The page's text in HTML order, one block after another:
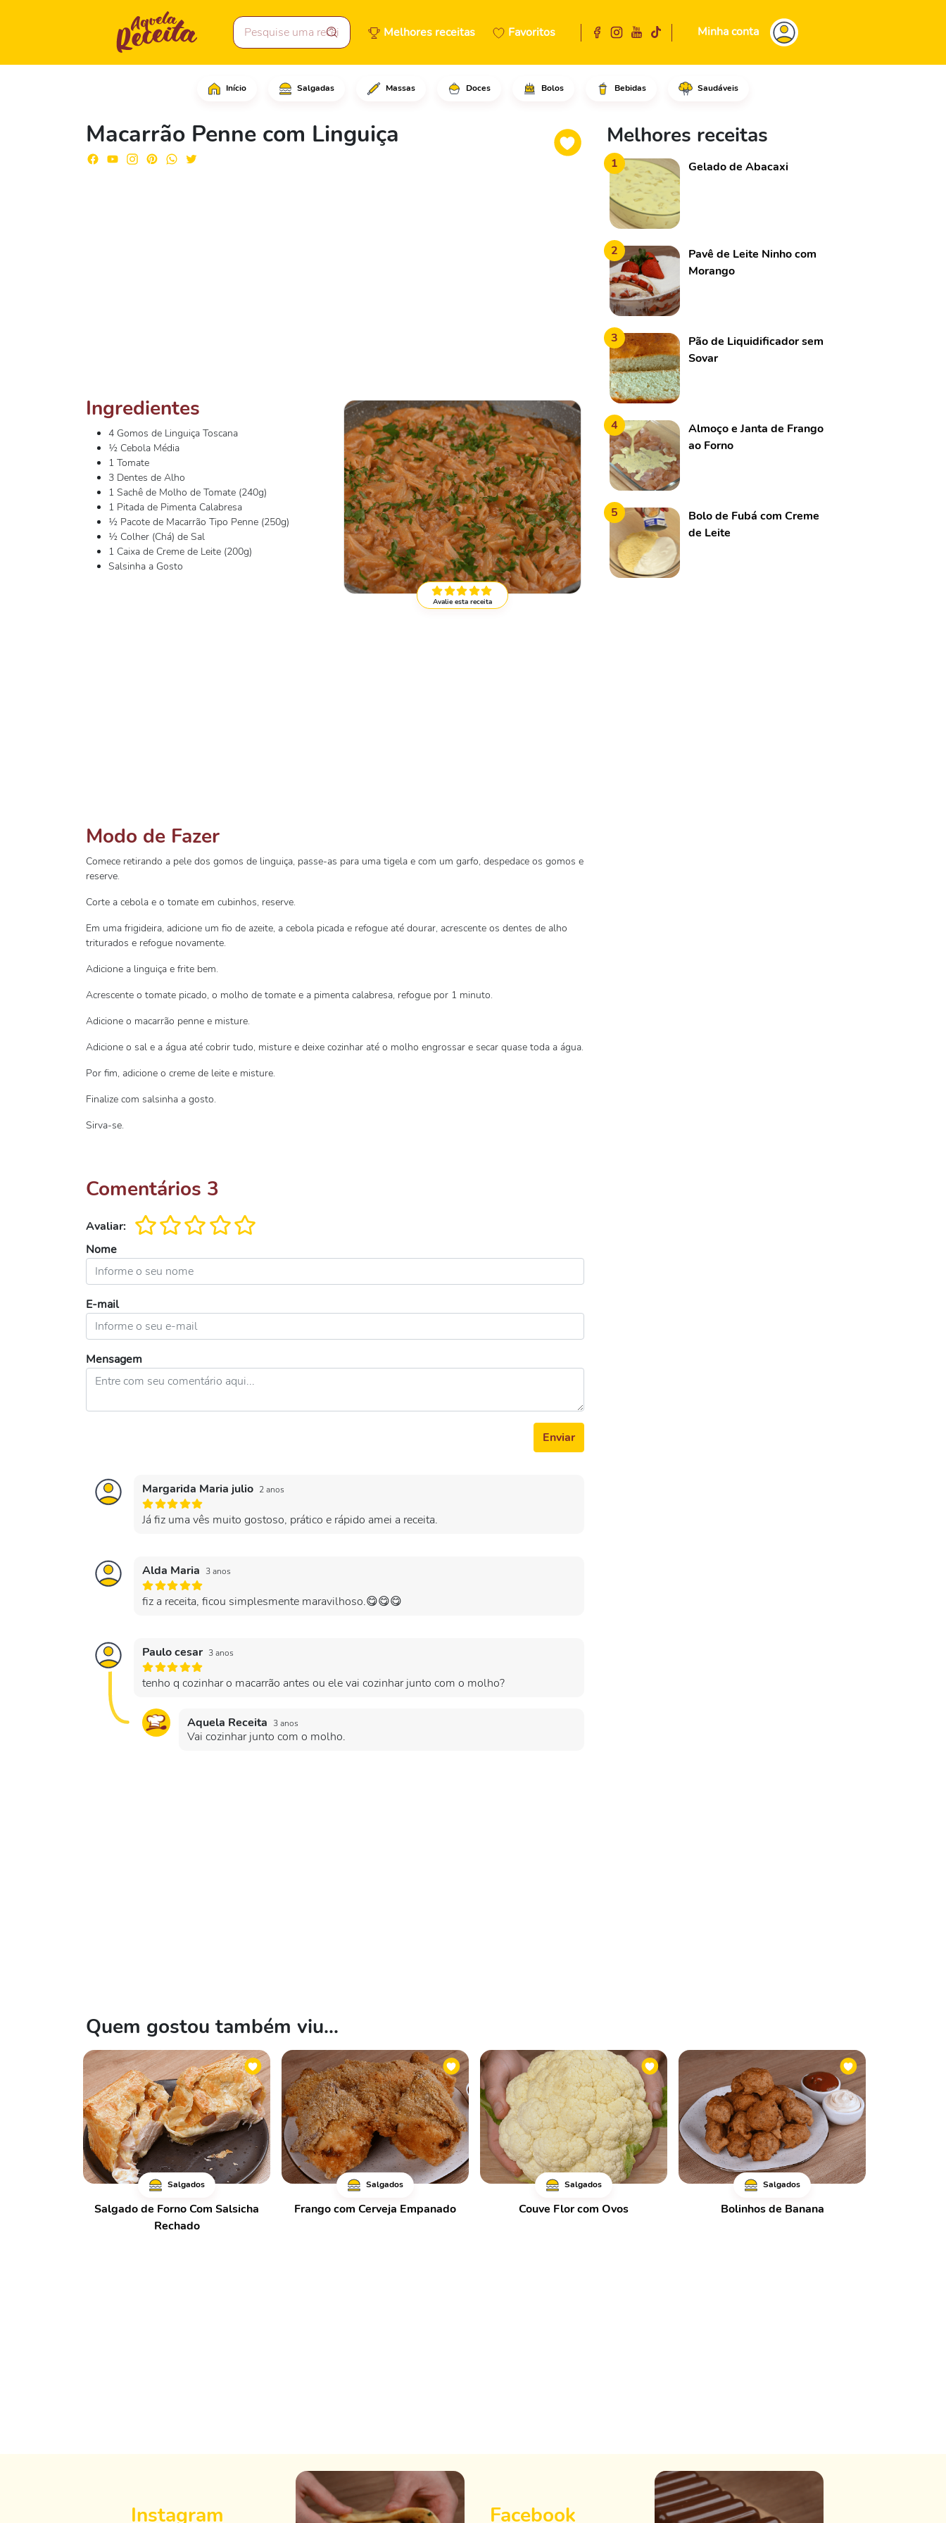
Melhores receitas Favoritos Minha conta
Início Salgadas Massas Doces Bolos Bebidas Saudáveis
Macarrão Penne com Linguiça
Comece retirando a pele dos gomos de linguiça, passe-as para uma tigela e
Avalie esta receita
Ingredientes
4 Gomos de Linguiça Toscana
½ Cebola Média
1 Tomate
3 Dentes de Alho
1 Sachê de Molho de Tomate (240g)
1 Pitada de Pimenta Calabresa
½ Pacote de Macarrão Tipo Penne (250g)
½ Colher (Chá) de Sal
1 Caixa de Creme de Leite (200g)
Salsinha a Gosto
Modo de Fazer
Comece retirando a pele dos gomos de linguiça, passe-as para uma tigela e com um garfo, despedace os gomos e
reserve.
Corte a cebola e o tomate em cubinhos, reserve.
Em uma frigideira, adicione um fio de azeite, a cebola picada e refogue até dourar, acrescente os dentes de alho
triturados e refogue novamente.
Adicione a linguiça e frite bem.
Acrescente o tomate picado, o molho de tomate e a pimenta calabresa, refogue por 1 minuto.
Adicione o macarrão penne e misture.
Adicione o sal e a água até cobrir tudo, misture e deixe cozinhar até o molho engrossar e secar quase toda a água.
Por fim, adicione o creme de leite e misture.
Finalize com salsinha a gosto.
Sirva-se.
Comentários 3
Avaliar:
Nome
E-mail
Mensagem
Enviar
Margarida Maria julio 2 anos
Já fiz uma vês muito gostoso, prático e rápido amei a receita.
Alda Maria 3 anos
fiz a receita, ficou simplesmente maravilhoso.😋😋😋
Paulo cesar 3 anos
tenho q cozinhar o macarrão antes ou ele vai cozinhar junto com o molho?
Aquela Receita 3 anos
Vai cozinhar junto com o molho.
Melhores receitas
1 Gelado de Abacaxi
2
Pavê de Leite Ninho com
Morango
3
Pão de Liquidificador sem
Sovar
4
Almoço e Janta de Frango
ao Forno
5
Bolo de Fubá com Creme
de Leite
Quem gostou também viu...
Salgados
Salgado de Forno Com Salsicha
Rechado
Salgados
Frango com Cerveja Empanado
Salgados
Couve Flor com Ovos
Salgados
Bolinhos de Banana
Instagram Facebook